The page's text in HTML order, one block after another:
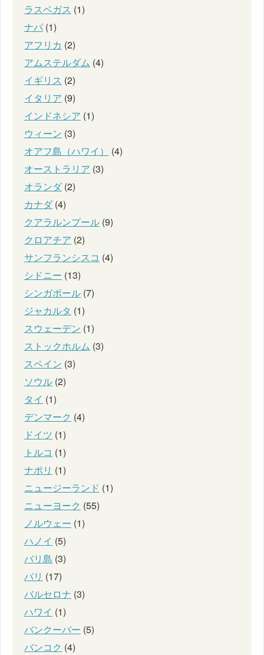
ラスベガス (1)
ナパ (1)
アフリカ (2)
アムステルダム (4)
イギリス (2)
イタリア (9)
インドネシア (1)
ウィーン (3)
オアフ島（ハワイ）
(4)
オーストラリア (3)
オランダ(2)
カナダ(4)
クアラルンプール (9)
クロアチア (2)
サンフランシスコ (4)
シドニー (13)
シンガポール (7)
ジャカルタ (1)
スウェーデン (1)
ストックホルム (3)
スペイン (3)
ソウル (2)
タイ (1)
デンマーク (4)
ドイツ (1)
トルコ (1)
ナポリ (1)
ニュージーランド (1)
ニューヨーク (55)
ノルウェー (1)
ハノイ (5)
バリ島 (3)
パリ (17)
バルセロナ (3)
ハワイ (1)
バンクーバー (5)
バンコク (4)